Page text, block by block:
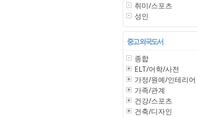
취미/스포츠
성인
중고 외국도서
종합
ELT/어학/사전
가정/원예/인테리어
가족/관계
건강/스포츠
건축/디자인